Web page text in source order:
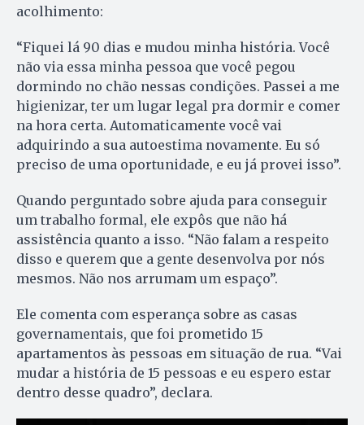
acolhimento:
“Fiquei lá 90 dias e mudou minha história. Você
não via essa minha pessoa que você pegou
dormindo no chão nessas condições. Passei a me
higienizar, ter um lugar legal pra dormir e comer
na hora certa. Automaticamente você vai
adquirindo a sua autoestima novamente. Eu só
preciso de uma oportunidade, e eu já provei isso”.
Quando perguntado sobre ajuda para conseguir
um trabalho formal, ele expôs que não há
assistência quanto a isso. “Não falam a respeito
disso e querem que a gente desenvolva por nós
mesmos. Não nos arrumam um espaço”.
Ele comenta com esperança sobre as casas
governamentais, que foi prometido 15
apartamentos às pessoas em situação de rua. “Vai
mudar a história de 15 pessoas e eu espero estar
dentro desse quadro”, declara.